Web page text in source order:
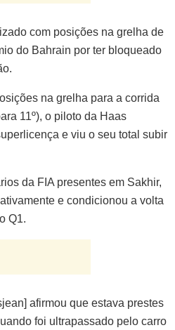
com posições na grelha de
do Bahrain por ter bloqueado
na grelha para a corrida
11º), o piloto da Haas
e viu o seu total subir
da FIA presentes em Sakhir,
e condicionou a volta
Q1.
afirmou que estava prestes
foi ultrapassado pelo carro